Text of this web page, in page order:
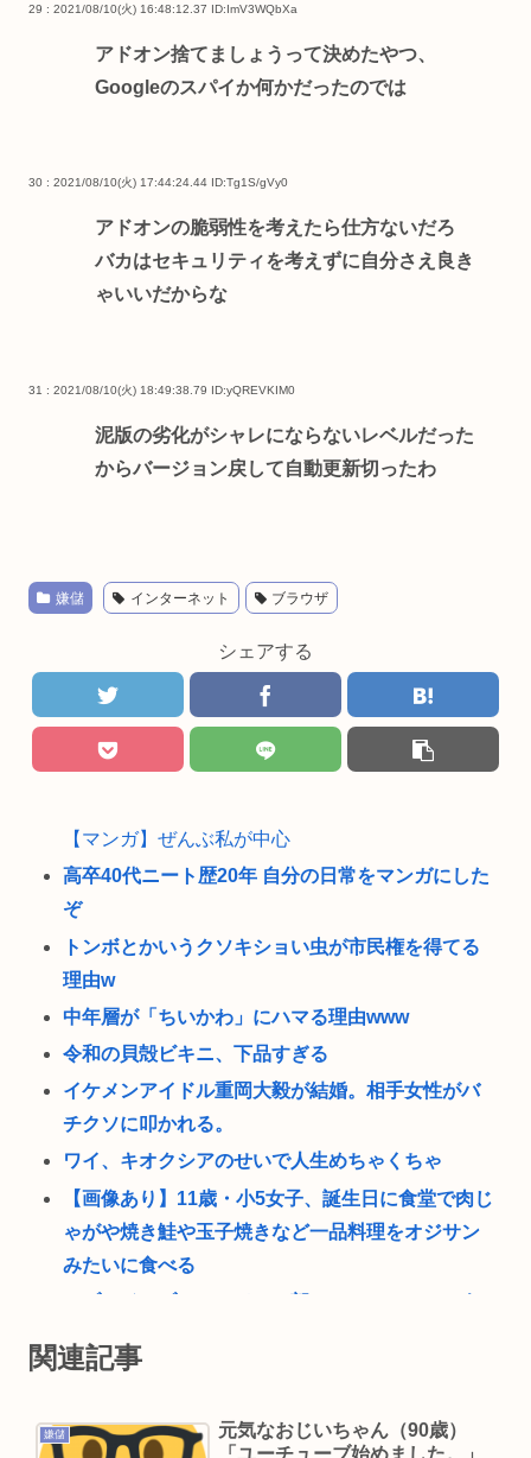
29 : 2021/08/10(火) 16:48:12.37 ID:ImV3WQbXa
アドオン捨てましょうって決めたやつ、
Googleのスパイか何かだったのでは
30 : 2021/08/10(火) 17:44:24.44 ID:Tg1S/gVy0
アドオンの脆弱性を考えたら仕方ないだろ
バカはセキュリティを考えずに自分さえ良き
ゃいいだからな
31 : 2021/08/10(火) 18:49:38.79 ID:yQREVKIM0
泥版の劣化がシャレにならないレベルだった
からバージョン戻して自動更新切ったわ
嫌儲 インターネット ブラウザ
シェアする
【マンガ】ぜんぶ私が中心
高卒40代ニート歴20年 自分の日常をマンガにした
ぞ
トンボとかいうクソキショい虫が市民権を得てる
理由w
中年層が「ちいかわ」にハマる理由www
令和の貝殻ビキニ、下品すぎる
イケメンアイドル重岡大毅が結婚。相手女性がバ
チクソに叩かれる。
ワイ、キオクシアのせいで人生めちゃくちゃ
【画像あり】11歳・小5女子、誕生日に食堂で肉じ
ゃがや焼き鮭や玉子焼きなど一品料理をオジサン
みたいに食べる
買ってきてほしい「福島土産（お菓子）」ランキ
30代後半（35～39歳）の未婚男性における性交渉
関連記事
嫌儲
元気なおじいちゃん（90歳）
「ユーチューブ始めました。」